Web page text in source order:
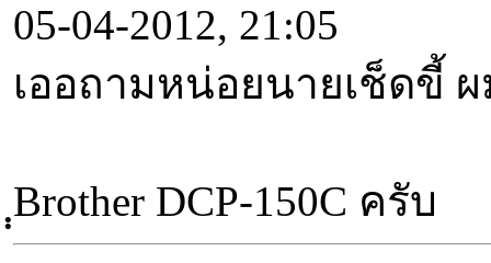
05-04-2012, 21:05
เออถามหน่อยนายเช็ดขี้
ฺฺBrother DCP-150C ครับ